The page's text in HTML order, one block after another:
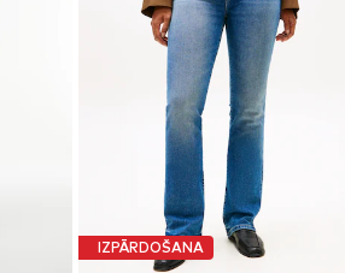
IZPĀRDOŠANA